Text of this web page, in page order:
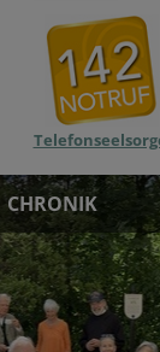
CHRONIK